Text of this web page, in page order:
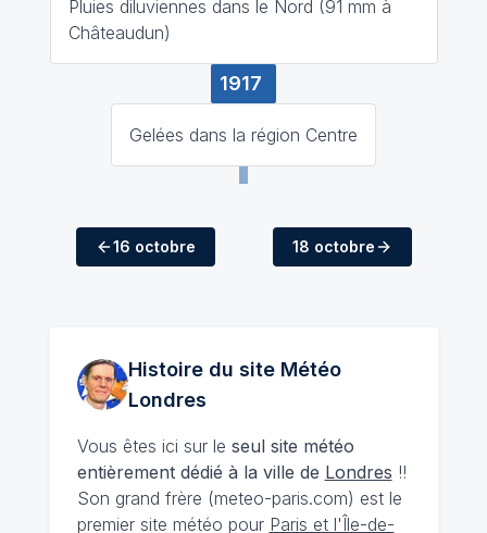
Pluies diluviennes dans le Nord (91 mm à
Châteaudun)
1917
Gelées dans la région Centre
16 octobre 18 octobre
Histoire du site Météo
Londres
Vous êtes ici sur le seul site météo
entièrement dédié à la ville de Londres !!
Son grand frère (meteo-paris.com) est le
premier site météo pour Paris et l'Île-de-